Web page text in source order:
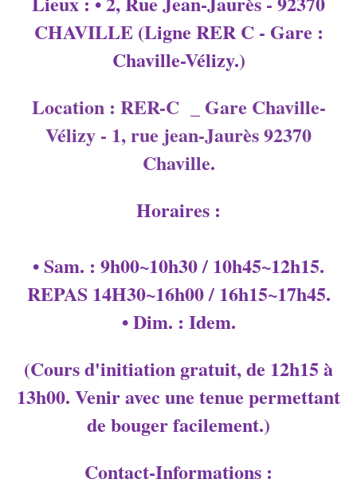
CHAVILLE (Ligne RER C - Gare :
Chaville-Vélizy.)
Location : RER-C _ Gare Chaville-
Vélizy - 1, rue jean-Jaurès 92370
Chaville.
Horaires :
• Sam. : 9h00~10h30 / 10h45~12h15.
REPAS 14H30~16h00 / 16h15~17h45.
• Dim. : Idem.
(Cours d'initiation gratuit, de 12h15 à
13h00. Venir avec une tenue permettant
de bouger facilement.)
Contact-Informations :